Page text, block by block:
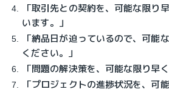
「取引先との契約を、可能な限り
います。」
「納品日が迫っているので、可能
ください。」
「問題の解決策を、可能な限り早
「プロジェクトの進捗状況を、可